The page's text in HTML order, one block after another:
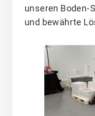
unseren Boden-
und bewährte